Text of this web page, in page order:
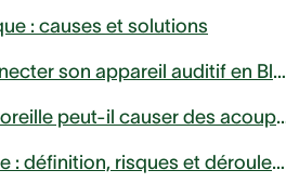
: causes et solutions
Comment connecter son appareil auditif en Bluetooth à son téléphone ou télévision ?
Un bouchon d'oreille
Tympanoplastie : définition, risques et déroulement